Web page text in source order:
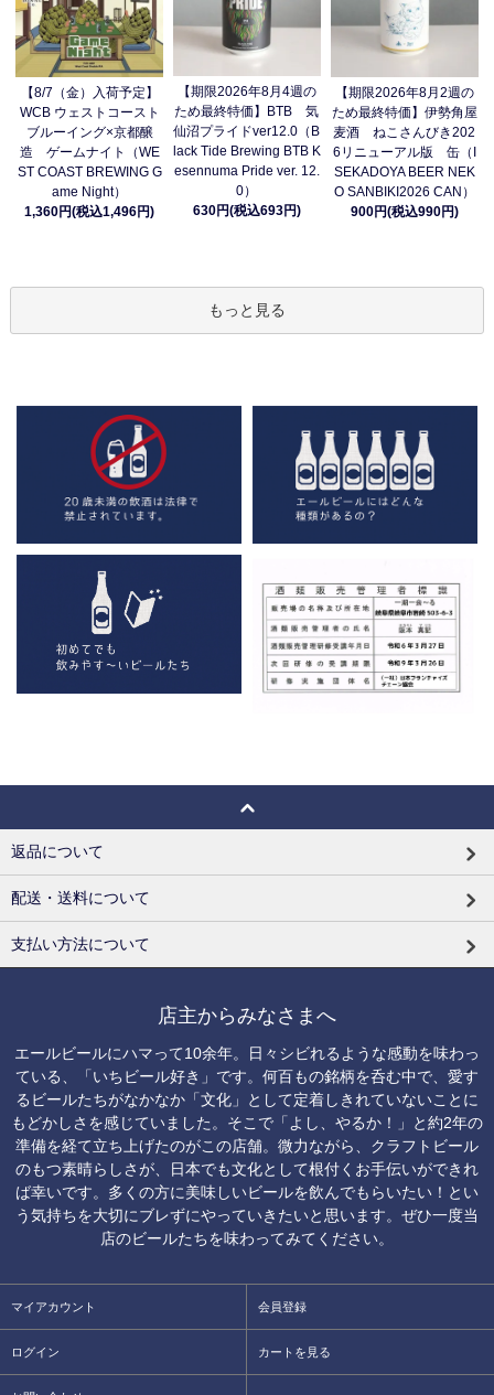
【8/7（金）入荷予定】
WCB ウェストコースト
ブルーイング×京都醸
造 ゲームナイト（WE
ST COAST BREWING G
ame Night）
1,360円(税込1,496円)
【期限2026年8月4週の
ため最終特価】BTB 気
仙沼プライドver12.0（B
lack Tide Brewing BTB K
esennuma Pride ver. 12.
0）
630円(税込693円)
【期限2026年8月2週の
ため最終特価】伊勢角屋
麦酒 ねこさんびき202
6リニューアル版 缶（I
SEKADOYA BEER NEK
O SANBIKI2026 CAN）
900円(税込990円)
もっと見る
返品について
配送・送料について
支払い方法について
店主からみなさまへ
エールビールにハマって10余年。日々シビれるような感動を味わっ
ている、「いちビール好き」です。何百もの銘柄を呑む中で、愛す
るビールたちがなかなか「文化」として定着しきれていないことに
もどかしさを感じていました。そこで「よし、やるか！」と約2年の
準備を経て立ち上げたのがこの店舗。微力ながら、クラフトビール
のもつ素晴らしさが、日本でも文化として根付くお手伝いができれ
ば幸いです。多くの方に美味しいビールを飲んでもらいたい！とい
う気持ちを大切にブレずにやっていきたいと思います。ぜひ一度当
店のビールたちを味わってみてください。
マイアカウント 会員登録
ログイン カートを見る